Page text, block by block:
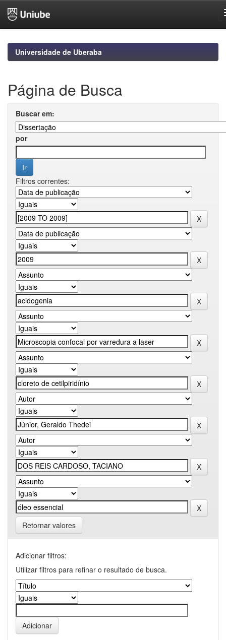
navigationUniversidade de Uberaba
Página de Busca
Buscar em:
por
Filtros correntes:
Retornar valores
Adicionar filtros:
Utilizar filtros para refinar o resultado de busca.